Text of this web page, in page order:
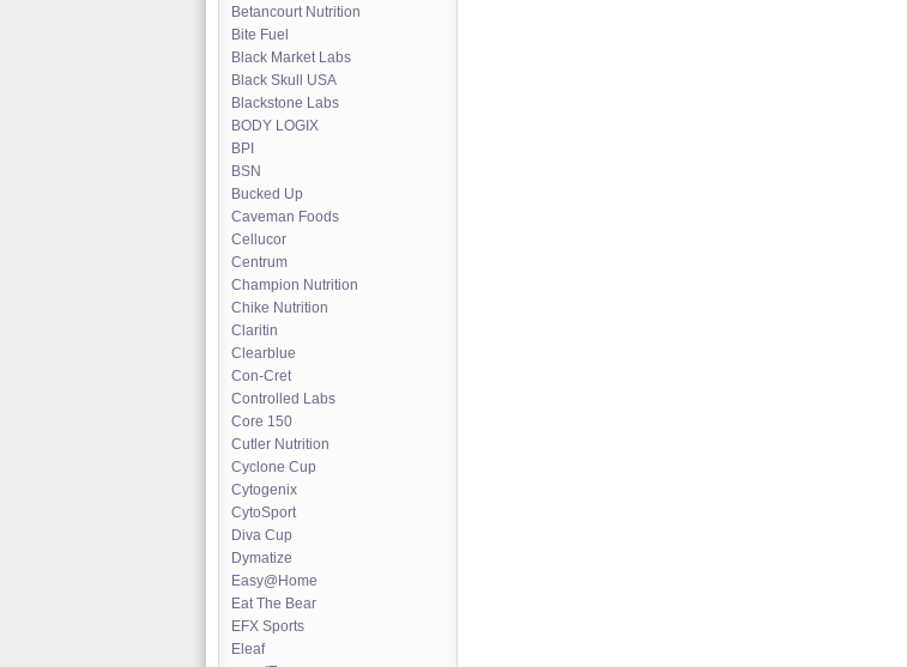
Betancourt Nutrition
Bite Fuel
Black Market Labs
Black Skull USA
Blackstone Labs
BODY LOGIX
BPI
BSN
Bucked Up
Caveman Foods
Cellucor
Centrum
Champion Nutrition
Chike Nutrition
Claritin
Clearblue
Con-Cret
Controlled Labs
Core 150
Cutler Nutrition
Cyclone Cup
Cytogenix
CytoSport
Diva Cup
Dymatize
Easy@Home
Eat The Bear
EFX Sports
Eleaf